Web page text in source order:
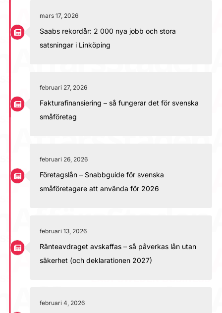
mars 17, 2026
Saabs rekordår: 2 000 nya jobb och stora
satsningar i Linköping
februari 27, 2026
Fakturafinansiering – så fungerar det för svenska
småföretag
februari 26, 2026
Företagslån – Snabbguide för svenska
småföretagare att använda för 2026
februari 13, 2026
Ränteavdraget avskaffas – så påverkas lån utan
säkerhet (och deklarationen 2027)
februari 4, 2026